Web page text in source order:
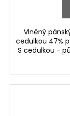
Vlněný
cedulkou 47%
S cedulkou -